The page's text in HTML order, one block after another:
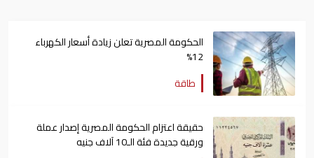
الحكومة المصرية تعلن زيادة أسعار الكهرباء
12%
طاقة
حقيقة اعتزام الحكومة المصرية إصدار عملة
ورقية جديدة فئة الـ10 آلاف جنيه